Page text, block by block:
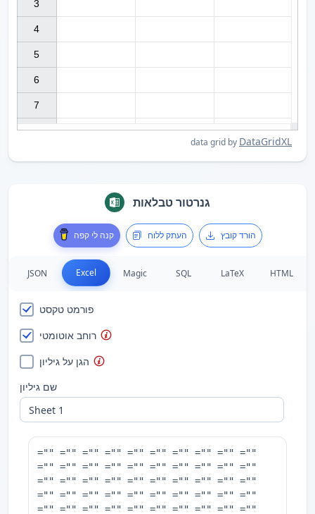
data grid by DataGridXL
3
4
5
6
7
גנרטור טבלאות
קנה לי קפה העתק ללוח הורד קובץ
JSON Excel Magic SQL LaTeX HTML
פורמט טקסט
רוחב אוטומטי
הגן על גיליון
שם גיליון